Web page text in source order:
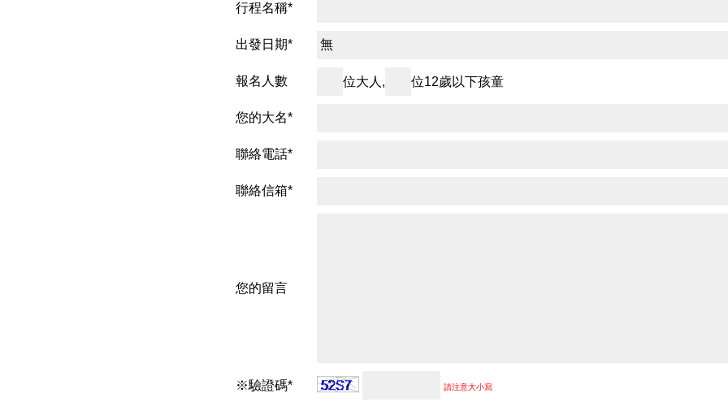
行程名稱*
出發日期*
報名人數 位大人, 位12歲以下孩童
您的大名*
聯絡電話*
聯絡信箱*
您的留言
※驗證碼* 請注意大小寫